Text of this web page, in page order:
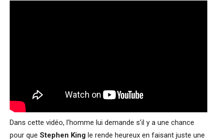
Dans cette vidéo, l’homme lui demande s’il y a une chance
pour que Stephen King le rende heureux en faisant juste une